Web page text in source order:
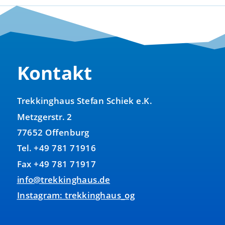
Kontakt
Trekkinghaus Stefan Schiek e.K.
Metzgerstr. 2
77652 Offenburg
Tel. +49 781 71916
Fax +49 781 71917
info@trekkinghaus.de
Instagram: trekkinghaus_og